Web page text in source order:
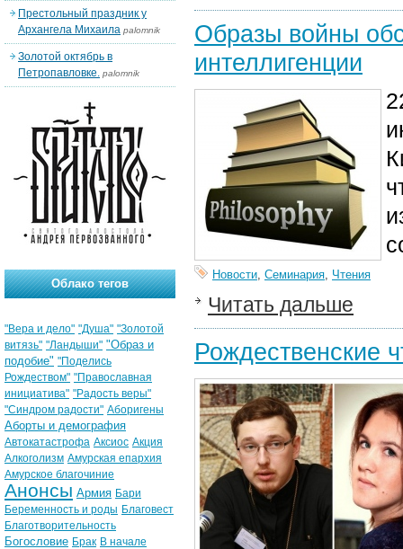
Образы войны
интеллигенции
Новости, Семинария, Чтения
Читать дальше
Рождественские
Престольный праздник у
Архангела Михаила palomnik
Золотой октябрь в
Петропавловке. palomnik
Облако тегов
"Вера и дело" "Душа" "Золотой
витязь" "Ландыши" "Образ и
подобие" "Поделись
Рождеством" "Православная
инициатива" "Радость веры"
"Синдром радости" Аборигены
Аборты и демография
Автокатастрофа Аксиос Акция
Алкоголизм Амурская епархия
Амурское благочиние
Анонсы Армия Бари
Беременность и роды Благовест
Благотворительность
Богословие Брак В начале